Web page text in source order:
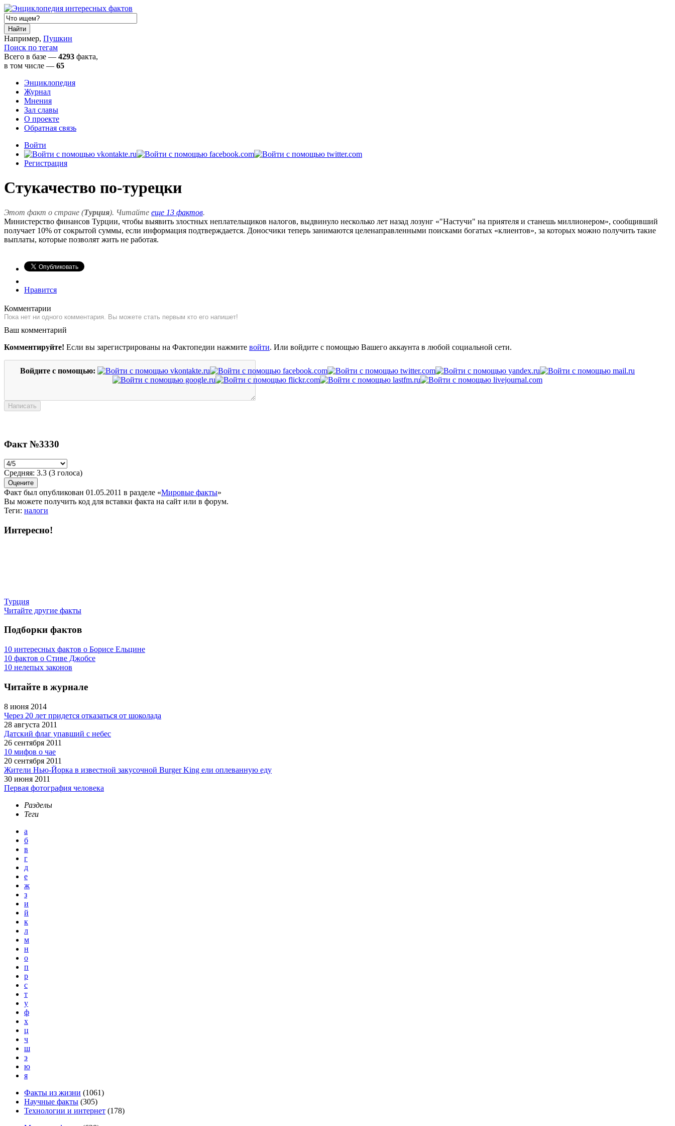
Например, Пушкин
Поиск по тегам
Всего в базе — 4293 факта,
в том числе — 65
Энциклопедия
Журнал
Мнения
Зал славы
О проекте
Обратная связь
Войти
Регистрация
Стукачество по-турецки
Этот факт о стране (Турция). Читайте еще 13 фактов.
Министерство финансов Турции, чтобы выявить злостных неплательщиков налогов, выдвинуло несколько лет назад лозунг «"Настучи" на приятеля и станешь миллионером», сообщивший
получает 10% от сокрытой суммы, если информация подтверждается. Доносчики теперь занимаются целенаправленными поисками богатых «клиентов», за которых можно получить такие
выплаты, которые позволят жить не работая.
Нравится
Комментарии
Пока нет ни одного комментария. Вы можете стать первым кто его напишет!
Ваш комментарий
Комментируйте! Если вы зарегистрированы на Фактопедии нажмите войти. Или войдите с помощью Вашего аккаунта в любой социальной сети.
Войдите с помощью:
Факт №3330
Средняя: 3.3 (3 голоса)
Факт был опубликован 01.05.2011 в разделе «Мировые факты»
Вы можете получить код для вставки факта на сайт или в форум.
Теги: налоги
Интересно!
Турция
Читайте другие факты
Подборки фактов
10 интересных фактов о Борисе Ельцине
10 фактов о Стиве Джобсе
10 нелепых законов
Читайте в журнале
8 июня 2014
Через 20 лет придется отказаться от шоколада
28 августа 2011
Датский флаг упавший с небес
26 сентября 2011
10 мифов о чае
20 сентября 2011
Жители Нью-Йорка в известной закусочной Burger King ели оплеванную еду
30 июня 2011
Первая фотография человека
Разделы
Теги
а
б
в
г
д
е
ж
з
и
й
к
л
м
н
о
п
р
с
т
у
ф
х
ц
ч
ш
э
ю
я
Факты из жизни (1061)
Научные факты (305)
Технологии и интернет (178)